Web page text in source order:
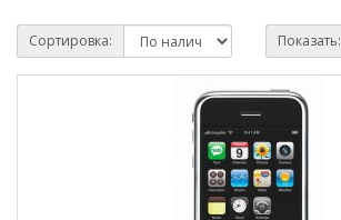
Сортировка: Показать: